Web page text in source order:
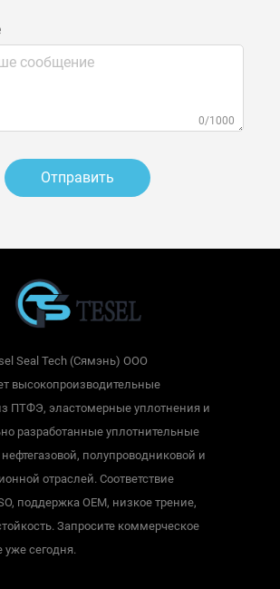
0/1000
Отправить
Seal Tech (Сямэнь) ООО
высокопроизводительные
ПТФЭ, эластомерные уплотнения и
разработанные уплотнительные
полупроводниковой и
отраслей. Соответствие
поддержка OEM, низкое трение,
Запросите коммерческое
сегодня.